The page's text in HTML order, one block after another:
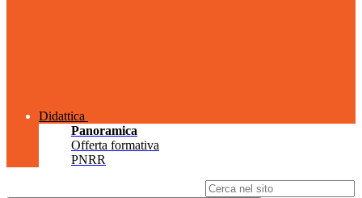
Didattica
Panoramica
Offerta formativa
PNRR